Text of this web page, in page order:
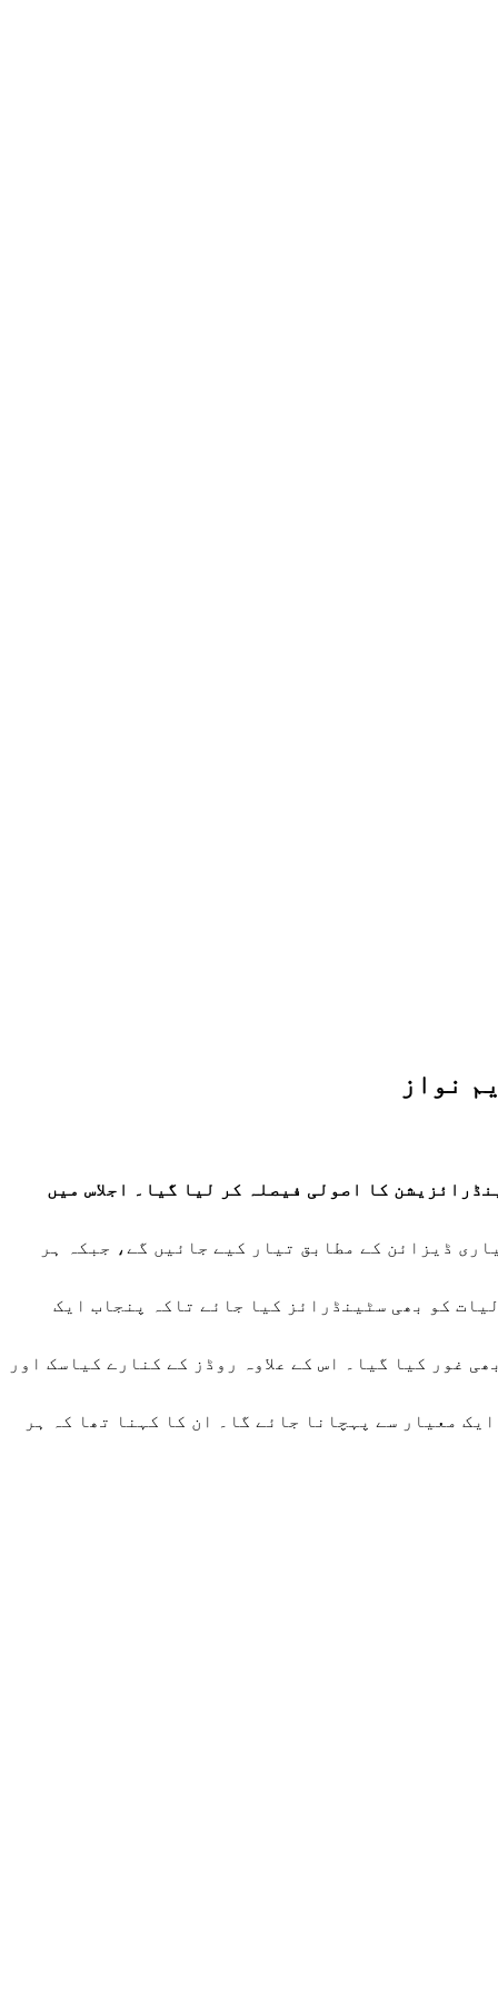
نواز
کا اصولی فیصلہ کر لیا گیا۔ اجلاس میں
ڈیزائن کے مطابق تیار کیے جائیں گے، جبکہ ہر
کو بھی سٹینڈرائز کیا جائے تاکہ پنجاب ایک
غور کیا گیا۔ اس کے علاوہ روڈز کے کنارے کیاسک اور
معیار سے پہچانا جائے گا۔ ان کا کہنا تھا کہ ہر